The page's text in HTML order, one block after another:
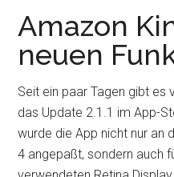
Amazon
neuen
Seit ein paar Tagen gibt es
das Update 2.1.1 im App-
wurde die App nicht nur an
4 angepaßt, sondern auch